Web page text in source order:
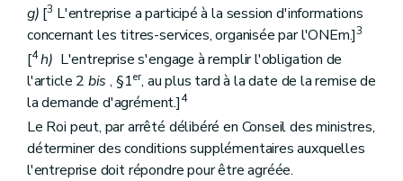
g) [3 L'entreprise a participé à la session d'informations
concernant les titres-services, organisée par l'ONEm.]3
[4 h) L'entreprise s'engage à remplir l'obligation de
l'article 2 bis , §1er, au plus tard à la date de la remise de
la demande d'agrément.]4
Le Roi peut, par arrêté délibéré en Conseil des ministres,
déterminer des conditions supplémentaires auxquelles
l'entreprise doit répondre pour être agréée.